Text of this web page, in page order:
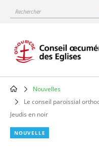
content
Rechercher
Main
navigation
Breadcrumb
Nouvelles
Le conseil paroissial
Jeudis en noir
NOUVELLE